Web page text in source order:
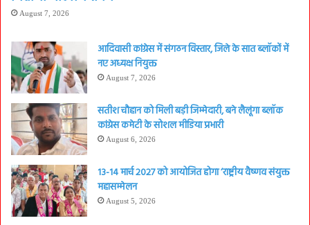
August 7, 2026
आदिवासी कांग्रेस में संगठन विस्तार, जिले के सात ब्लॉकों में
नए अध्यक्ष नियुक्त
August 7, 2026
सतीश चौहान को मिली बड़ी जिम्मेदारी, बने लैलूंगा ब्लॉक
कांग्रेस कमेटी के सोशल मीडिया प्रभारी
August 6, 2026
13-14 मार्च 2027 को आयोजित होगा ‘राष्ट्रीय वैष्णव संयुक्त
महासम्मेलन
August 5, 2026